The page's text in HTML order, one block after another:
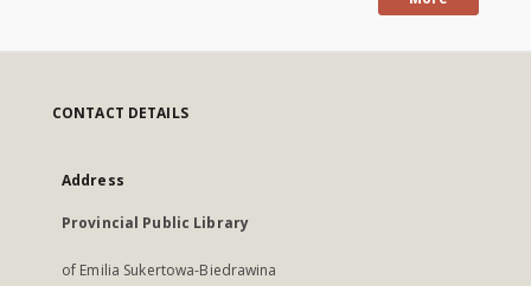
CONTACT DETAILS
Address
Provincial Public Library
of Emilia Sukertowa-Biedrawina